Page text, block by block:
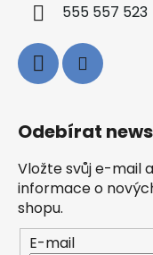
555 557 523
Odebírat
Vložte svůj e-mail
informace o
shopu.
E-mail